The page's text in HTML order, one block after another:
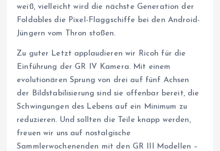
weiß, vielleicht wird die nächste Generation der
Foldables die Pixel-Flaggschiffe bei den Android-
Jüngern vom Thron stoßen.
Zu guter Letzt applaudieren wir Ricoh für die
Einführung der GR IV Kamera. Mit einem
evolutionären Sprung von drei auf fünf Achsen
der Bildstabilisierung sind sie offenbar bereit, die
Schwingungen des Lebens auf ein Minimum zu
reduzieren. Und sollten die Teile knapp werden,
freuen wir uns auf nostalgische
Sammlerwochenenden mit den GR III Modellen –